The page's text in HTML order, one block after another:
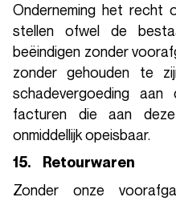
Onderneming het recht
stellen ofwel de
beëindigen zonder
zonder gehouden te
schadevergoeding
facturen die aan
onmiddellijk opeisbaar.
15. Retourwaren
Zonder onze